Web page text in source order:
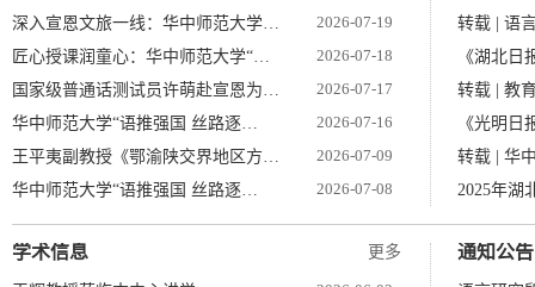
深入宣恩文旅一线：华中师范大学…
2026-07-19
匠心授课润童心：华中师范大学“…
2026-07-18
国家级普通话测试员许萌赴宣恩为…
2026-07-17
华中师范大学“语推强国 丝路逐…
2026-07-16
王平夷副教授《鄂渝陕交界地区方…
2026-07-09
华中师范大学“语推强国 丝路逐…
2026-07-08
转载 | 语
《湖北
转载 | 教
《光明
转载 | 华
2025年湖
学术信息 更多 通知公告